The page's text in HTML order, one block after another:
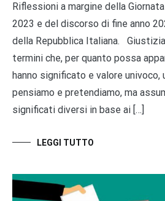
Riflessioni a margine della
2023 e del discorso di fine anno
della Repubblica Italiana.
termini che, per quanto possa
hanno significato e valore univoco,
pensiamo e pretendiamo, ma
significati diversi in base ai […]
LEGGI TUTTO